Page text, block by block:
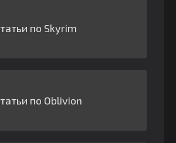
по Skyrim
по Oblivion